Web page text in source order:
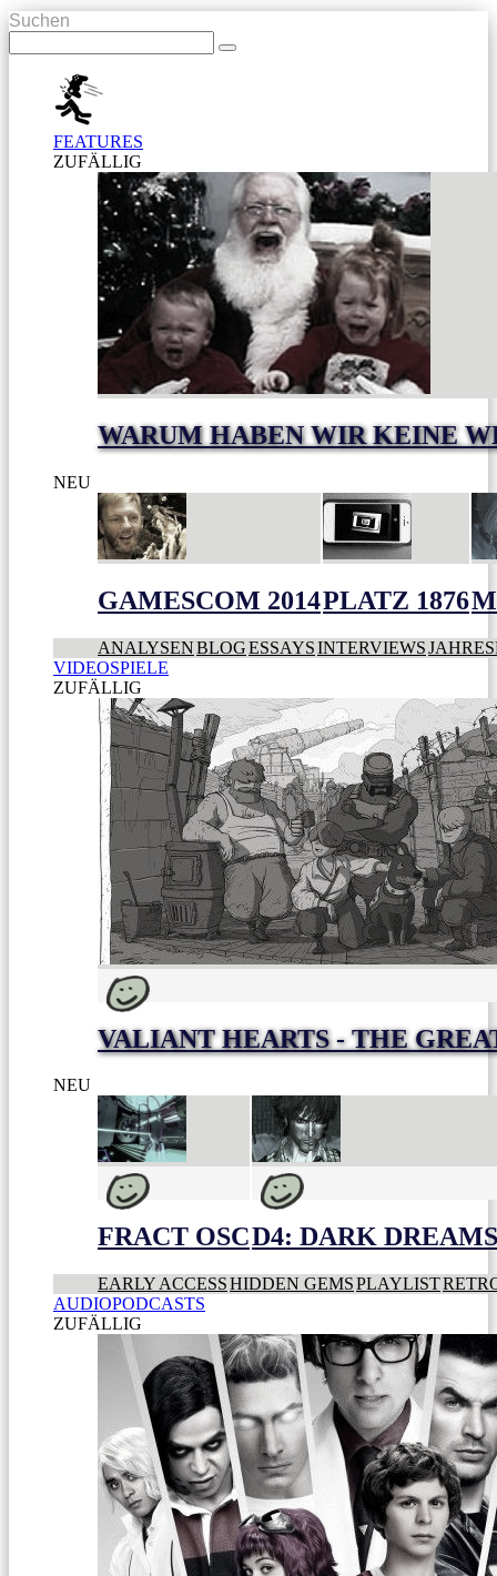
Suchen
FEATURES
ZUFÄLLIG
WARUM HABEN WIR KEINE
NEU
GAMESCOM 2014PLATZ 1876
ANALYSENBLOGESSAYSINTERVIEWS
VIDEOSPIELE
ZUFÄLLIG
VALIANT HEARTS - THE
NEU
FRACT OSCD4: DARK
EARLY ACCESSHIDDEN GEMSPLAYLIST
AUDIOPODCASTS
ZUFÄLLIG